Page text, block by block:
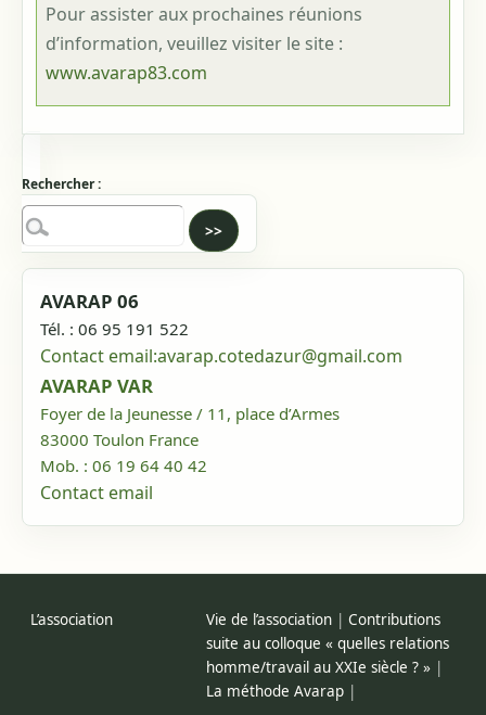
Pour assister aux prochaines réunions
d’information, veuillez visiter le site :
www.avarap83.com
Rechercher :
AVARAP 06
Tél. : 06 95 191 522
Contact email:avarap.cotedazur@gmail.com
AVARAP VAR
Foyer de la Jeunesse / 11, place d’Armes
83000 Toulon France
Mob. : 06 19 64 40 42
Contact email
L’association Vie de l’association | Contributions
suite au colloque « quelles relations
homme/travail au XXIe siècle ? » |
La méthode Avarap |